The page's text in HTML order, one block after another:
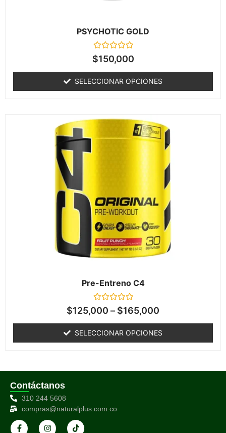
PSYCHOTIC GOLD
Valorado
en
de
5
$150,000
SELECCIONAR OPCIONES
Pre-Entreno C4
Valorado
en
de
5
$125,000 – $165,000
SELECCIONAR OPCIONES
Contáctanos
310 244 5608
compras@naturalplus.com.co